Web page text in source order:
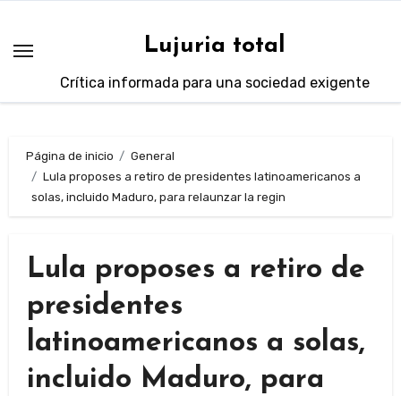
contenido
Lujuria total
Crítica informada para una sociedad exigente
Página de inicio
General
Lula proposes a retiro de presidentes latinoamericanos a
solas, incluido Maduro, para relaunzar la regin
Lula proposes a retiro de
presidentes
latinoamericanos a solas,
incluido Maduro, para